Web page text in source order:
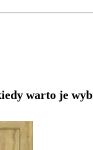
warto je